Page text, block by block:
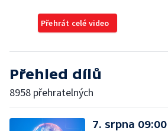
Přehrát celé video
Přehled dílů
8958 přehratelných
7. srpna 09:00